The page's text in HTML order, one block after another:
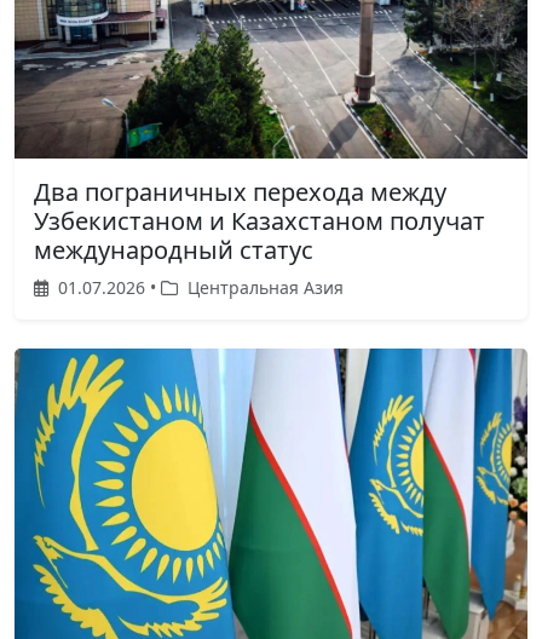
Два пограничных перехода между
Узбекистаном и Казахстаном получат
международный статус
01.07.2026 • Центральная Азия